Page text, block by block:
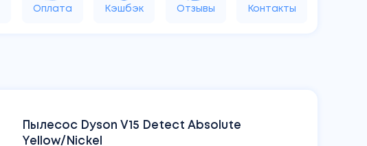
Оплата Кэшбэк Отзывы Контакты
Пылесос Dyson V15 Detect Absolute
Yellow/Nickel